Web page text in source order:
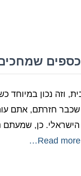
וזה נכון במיוחד
חזרתם, אתם
כן, שמעתם
Read more…